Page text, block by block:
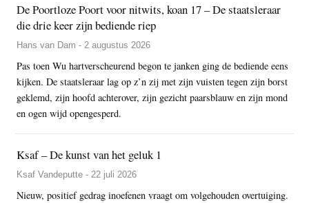
De Poortloze Poort voor nitwits, koan 17 – De staatsleraar
die drie keer zijn bediende riep
Hans van Dam - 2 augustus 2026
Pas toen Wu hartverscheurend begon te janken ging de bediende eens
kijken. De staatsleraar lag op z’n zij met zijn vuisten tegen zijn borst
geklemd, zijn hoofd achterover, zijn gezicht paarsblauw en zijn mond
en ogen wijd opengesperd.
Ksaf – De kunst van het geluk 1
Ksaf Vandeputte - 22 juli 2026
Nieuw, positief gedrag inoefenen vraagt om volgehouden overtuiging.